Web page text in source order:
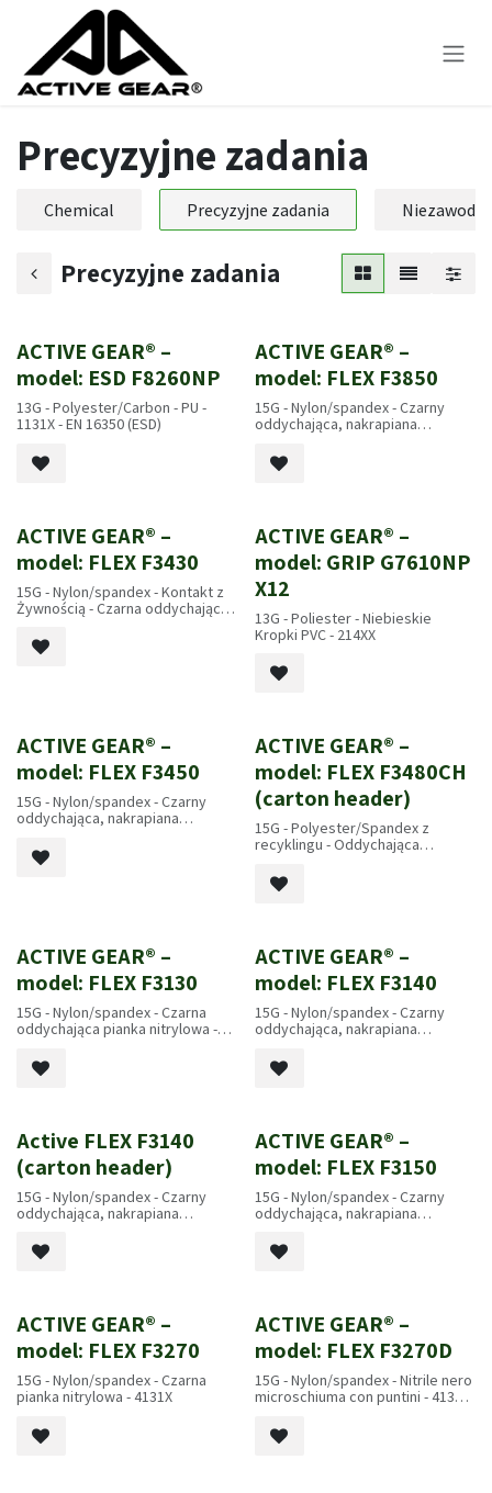
Skip to Content
Precyzyjne zadania
Chemical Precyzyjne zadania Niezawodny
Precyzyjne zadania
Nowość!
ACTIVE GEAR® –
model: ESD F8260NP
13G - Polyester/Carbon - PU -
1131X - EN 16350 (ESD)
Nowość!
ACTIVE GEAR® –
model: FLEX F3850
15G - Nylon/spandex - Czarny
oddychająca, nakrapiana
EN407 2020: X1XXXX
Nowość!
ACTIVE GEAR® –
model: FLEX F3430
15G - Nylon/spandex - Kontakt z
Żywnością - Czarna oddychająca
X1XXXX
Nowość!
ACTIVE GEAR® –
model: GRIP G7610NP
X12
13G - Poliester - Niebieskie
Kropki PVC - 214XX
Nowość!
ACTIVE GEAR® –
model: FLEX F3450
15G - Nylon/spandex - Czarny
oddychająca, nakrapiana
EN 407 : X1XXXX
ACTIVE GEAR® –
model: FLEX F3480CH
(carton header)
15G - Polyester/Spandex z
recyklingu - Oddychająca
ACTIVE GEAR® –
model: FLEX F3130
15G - Nylon/spandex - Czarna
oddychająca pianka nitrylowa -
ACTIVE GEAR® –
model: FLEX F3140
15G - Nylon/spandex - Czarny
oddychająca, nakrapiana
EN407 2020: X1XXXX
Active FLEX F3140
(carton header)
15G - Nylon/spandex - Czarny
oddychająca, nakrapiana
EN407 2020: X1XXXX
ACTIVE GEAR® –
model: FLEX F3150
15G - Nylon/spandex - Czarny
oddychająca, nakrapiana
EN407 2020: X1XXXX
ACTIVE GEAR® –
model: FLEX F3270
15G - Nylon/spandex - Czarna
pianka nitrylowa - 4131X
ACTIVE GEAR® –
model: FLEX F3270D
15G - Nylon/spandex - Nitrile nero
microschiuma con puntini - 4131X